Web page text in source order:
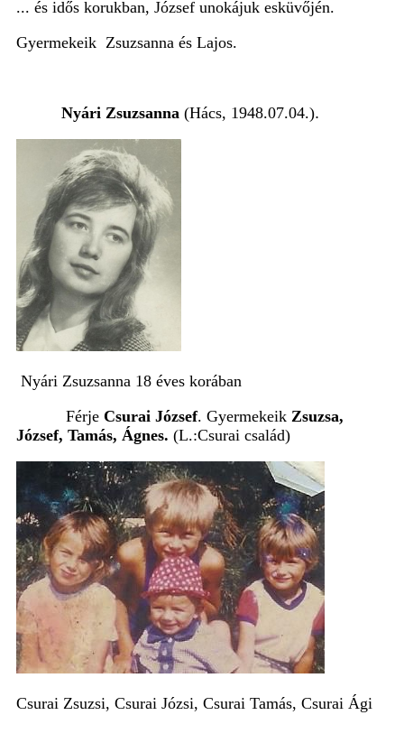
... és idős korukban, József unokájuk esküvőjén.
Gyermekeik Zsuzsanna és Lajos.
Nyári Zsuzsanna (Hács, 1948.07.04.).
Nyári Zsuzsanna 18 éves korában
Férje Csurai József. Gyermekeik Zsuzsa,
József, Tamás, Ágnes. (L.:Csurai család)
Csurai Zsuzsi, Csurai Józsi, Csurai Tamás, Csurai Ági